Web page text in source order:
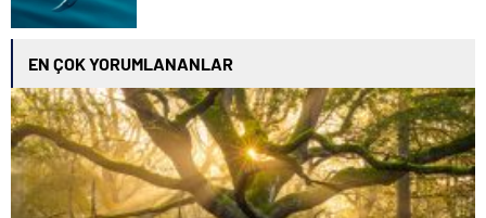
EN ÇOK YORUMLANANLAR